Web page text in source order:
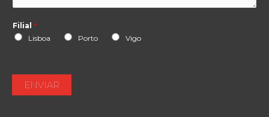
Filial *
Lisboa
Porto Vigo
ENVIAR